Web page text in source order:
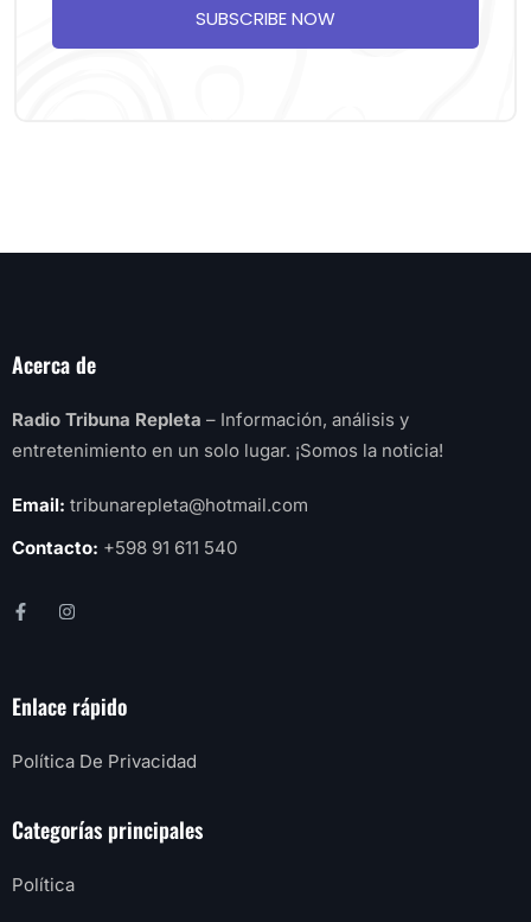
SUBSCRIBE NOW
Acerca de
Radio Tribuna Repleta – Información, análisis y
entretenimiento en un solo lugar. ¡Somos la noticia!
Email: tribunarepleta@hotmail.com
Contacto: +598 91 611 540
Enlace rápido
Política De Privacidad
Categorías principales
Política